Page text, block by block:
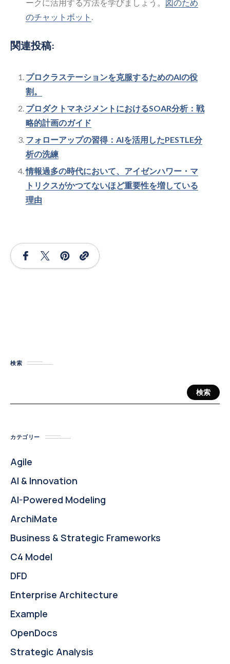
ークに活用する方法を学びましょう。
図のため
のチャットボット .
関連投稿:
プロクラステーションを克服するためのAIの役
割。
プロダクトマネジメントにおけるSOAR分析：戦
略的計画のガイド
フォローアップの習得：AIを活用したPESTLE分
析の洗練
情報過多の時代において、アイゼンハワー・マ
トリクスがかつてないほど重要性を増している
理由
検索
検索
カテゴリー
Agile
AI & Innovation
AI-Powered Modeling
ArchiMate
Business & Strategic Frameworks
C4 Model
DFD
Enterprise Architecture
Example
OpenDocs
Strategic Analysis